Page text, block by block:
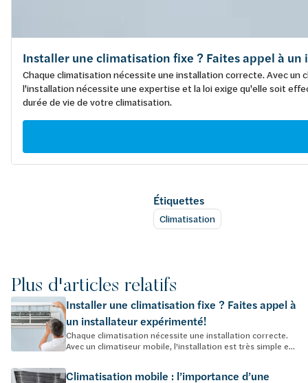
Installer une climatisation fixe ? Faites appel à
Chaque climatisation nécessite une installation correcte. Avec
l'installation nécessite une expertise et la loi exige qu'elle soit
durée de vie de votre climatisation.
Étiquettes
Climatisation
Plus d'articles relatifs
Installer une climatisation fixe ? Faites appel à
un installateur expérimenté!
Chaque climatisation nécessite une installation correcte.
Avec un climatiseur mobile, l'installation est très simple e...
Climatisation mobile : l’importance d’une